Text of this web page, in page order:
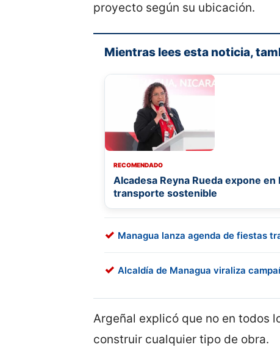
proyecto según su ubicación.
Mientras lees esta noticia,
RECOMENDADO
Alcadesa Reyna Rueda expone
transporte sostenible
Managua lanza agenda de fiestas
Alcaldía de Managua viraliza
Argeñal explicó que no en todos
construir cualquier tipo de obra.